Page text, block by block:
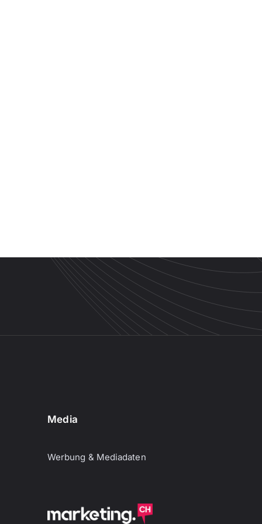
Media
Werbung & Mediadaten